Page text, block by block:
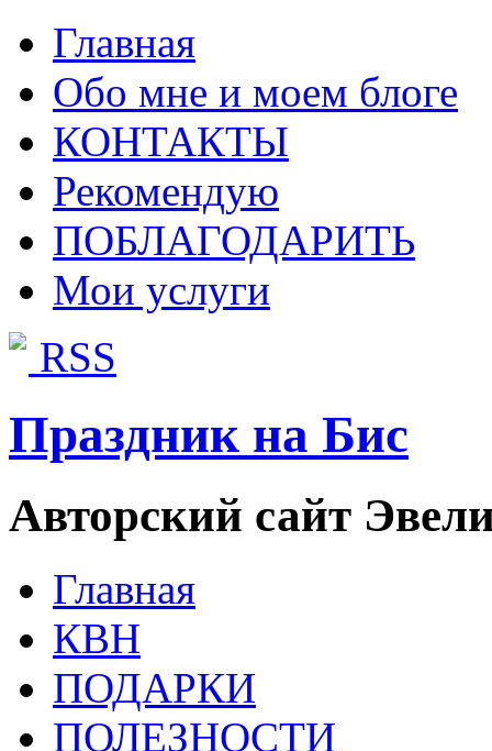
Главная
Обо мне и моем блоге
КОНТАКТЫ
Рекомендую
ПОБЛАГОДАРИТЬ
Мои услуги
RSS
Праздник на Бис
Авторский сайт
Главная
КВН
ПОДАРКИ
ПОЛЕЗНОСТИ